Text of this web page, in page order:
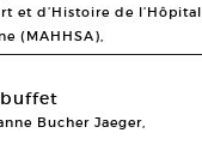
et d’Histoire de l’Hôpital
(MAHHSA),
Bucher Jaeger,